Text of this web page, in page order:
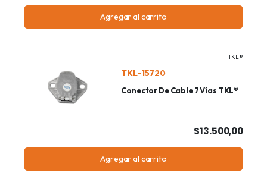
Agregar al carrito
TKL®
TKL-15720
Conector De Cable 7 Vías TKL®
$13.500,00
Agregar al carrito